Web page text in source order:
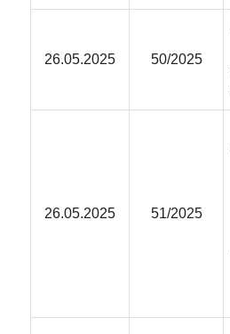
26.05.2025 50/2025
26.05.2025 51/2025